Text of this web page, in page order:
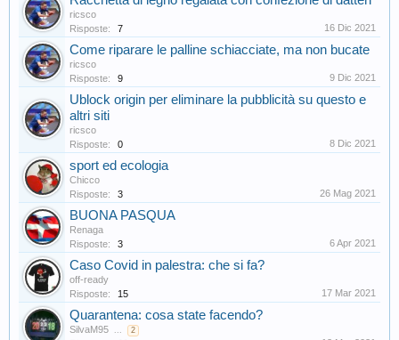
ricsco
Risposte:
7 16 Dic 2021
Come riparare le palline schiacciate, ma non bucate
ricsco
Risposte:
9 9 Dic 2021
Ublock origin per eliminare la pubblicità su questo e
altri siti
ricsco
Risposte:
0 8 Dic 2021
sport ed ecologia
Chicco
Risposte:
3 26 Mag 2021
BUONA PASQUA
Renaga
Risposte:
3 6 Apr 2021
Caso Covid in palestra: che si fa?
off-ready
Risposte:
15 17 Mar 2021
Quarantena: cosa state facendo?
SilvaM95 ... 2